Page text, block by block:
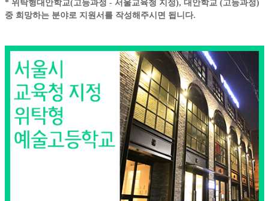
* 위탁형대안학교(고등과정 - 서울교육청 지정), 대안학교 (고등과정)
중 희망하는 분야로 지원서를 작성해주시면 됩니다.